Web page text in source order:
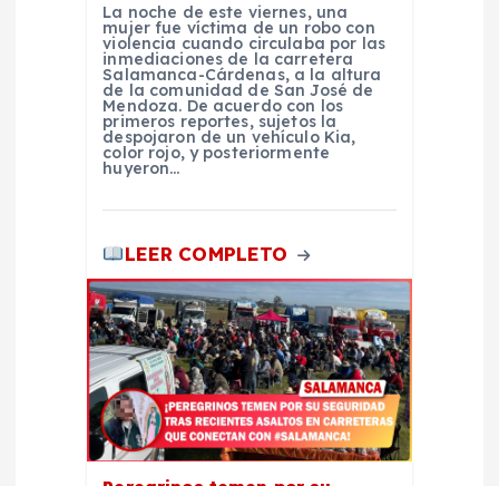
La noche de este viernes, una
mujer fue víctima de un robo con
violencia cuando circulaba por las
inmediaciones de la carretera
Salamanca-Cárdenas, a la altura
de la comunidad de San José de
Mendoza. De acuerdo con los
primeros reportes, sujetos la
despojaron de un vehículo Kia,
color rojo, y posteriormente
huyeron…
LEER COMPLETO